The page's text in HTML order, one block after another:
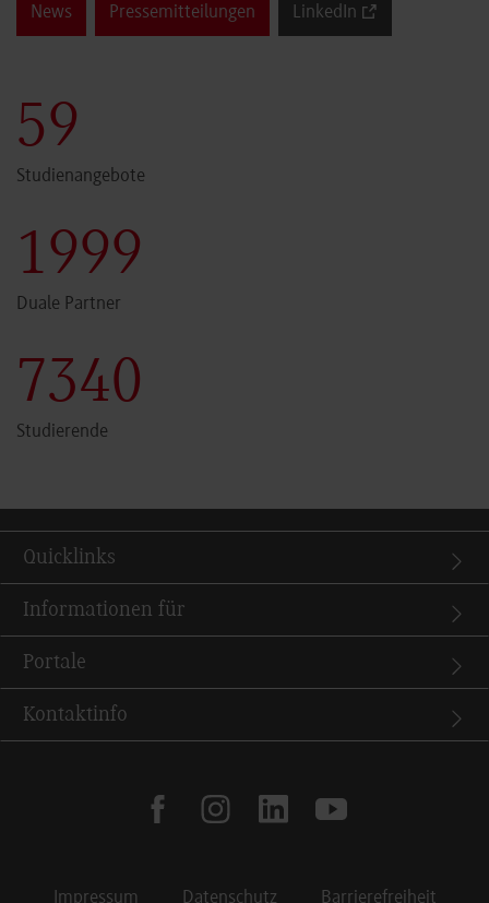
News Pressemitteilungen LinkedIn
60
Studienangebote
2000
Duale Partner
7341
Studierende
Quicklinks
Informationen für
Portale
Kontaktinfo
facebookinstagramlinkedin youtube